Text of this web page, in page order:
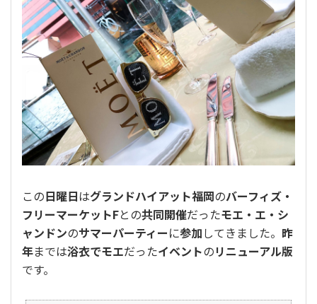
この日曜日はグランドハイアット福岡のバーフィズ・
フリーマーケットFとの共同開催だったモエ・エ・シ
ャンドンのサマーパーティーに参加してきました。 昨
年までは浴衣でモエだったイベントのリニューアル版
です。